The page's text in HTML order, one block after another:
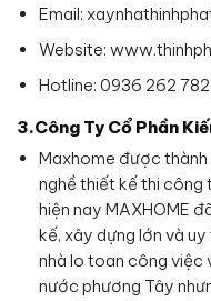
Email:
Website:
Hotline: 0936 262 782
3.Công Ty Cổ Phần
Maxhome được
nghề thiết kế thi công
hiện nay MAXHOME
kế, xây dựng lớn và
nhà lo toan công việc
nước phương Tây